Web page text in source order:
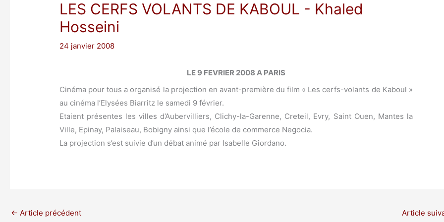
LES CERFS VOLANTS DE KABOUL - Khaled
Hosseini
24 janvier 2008
LE 9 FEVRIER 2008 A PARIS
Cinéma pour tous a organisé la projection en avant-première du film « Les cerfs-volants de Kaboul »
au cinéma l’Elysées Biarritz le samedi 9 février.
Etaient présentes les villes d’Aubervilliers, Clichy-la-Garenne, Creteil, Evry, Saint Ouen, Mantes la
Ville, Epinay, Palaiseau, Bobigny ainsi que l’école de commerce Negocia.
La projection s’est suivie d’un débat animé par Isabelle Giordano.
← Article précédent Article